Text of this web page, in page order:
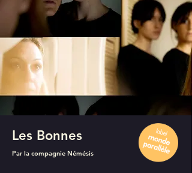
Les Bonnes
Par la compagnie Némésis